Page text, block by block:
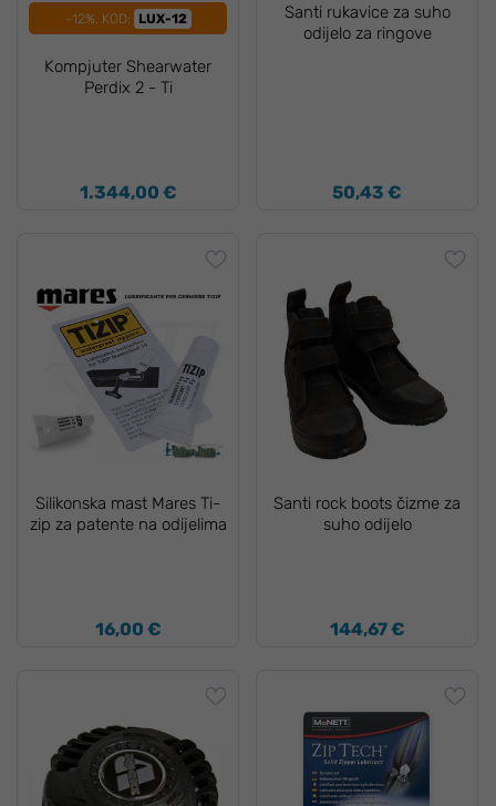
-12%, KOD:
LUX-12
Kompjuter Shearwater
Perdix 2 - Ti
1.344,00 €
Santi rukavice za suho
odijelo za ringove
50,43 €
Silikonska mast Mares Ti-
zip za patente na odijelima
16,00 €
Santi rock boots čizme za
suho odijelo
144,67 €